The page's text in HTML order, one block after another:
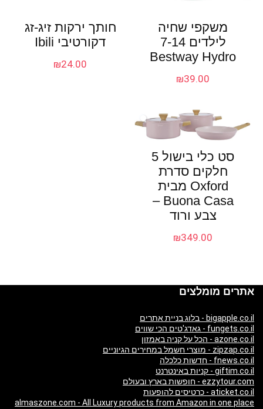
משקפי שחיה
לילדים 7-14
Bestway Hydro
₪39.00
חותך ירקות זיג-זג
דקורטיבי Ibili
₪24.00
סט כלי בישול 5
חלקים סדרת
Oxford מבית
Buona Casa –
צבע ורוד
₪349.00
אתרים מומלצים
bigapple.co.il - בלוג בניית אתרים
fungets.co.il - גאדג'טים הכי שווים
azone.co.il - הכל על קניה באמזון
zipzap.co.il - מוצרי חשמל במחירים הגיוניים
fnews.co.il - חדשות כלכלה
giftim.co.il - קניות באינטרנט
ezzytour.com - חופשות בארץ ובעולם
aticket.co.il - כרטיסים להופעות
almaszone.com - All Luxury products from Amazon in one place